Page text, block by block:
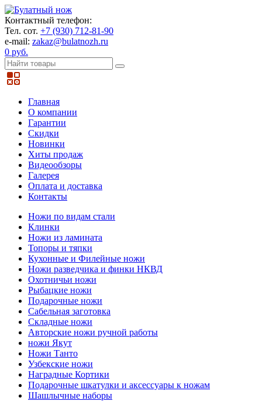
Контактный телефон:
Тел. сот. +7 (930) 712-81-90
e-mail: zakaz@bulatnozh.ru
0 руб.
Главная
О компании
Гарантии
Скидки
Новинки
Хиты продаж
Видеообзоры
Галерея
Оплата и доставка
Контакты
Ножи по видам стали
Клинки
Ножи из ламината
Топоры и тяпки
Кухонные и Филейные ножи
Ножи разведчика и финки НКВД
Охотничьи ножи
Рыбацкие ножи
Подарочные ножи
Сабельная заготовка
Складные ножи
Авторские ножи ручной работы
ножи Якут
Ножи Танто
Узбекские ножи
Наградные Кортики
Подарочные шкатулки и аксессуары к ножам
Шашлычные наборы